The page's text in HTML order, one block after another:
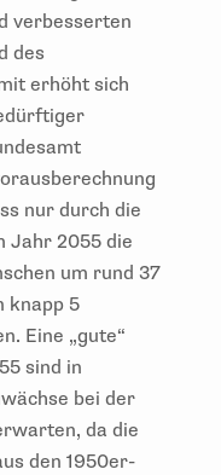
verbesserten
des
erhöht sich
nur durch die
Jahr 2055 die
um rund 37
knapp 5
Eine „gute“
sind in
bei der
da die
den 1950er-